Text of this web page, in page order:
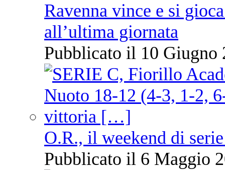
Ravenna vince e si
all’ultima giornata
Pubblicato il 10 Giugno
O.R., il weekend di
Pubblicato il 6 Maggio